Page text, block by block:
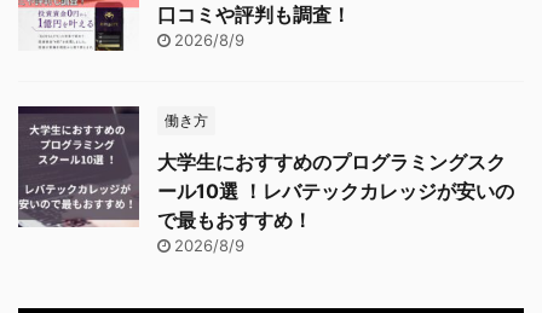
口コミや評判も調査！
2026/8/9
働き方
大学生におすすめのプログラミングスク
ール10選 ！レバテックカレッジが安いの
で最もおすすめ！
2026/8/9